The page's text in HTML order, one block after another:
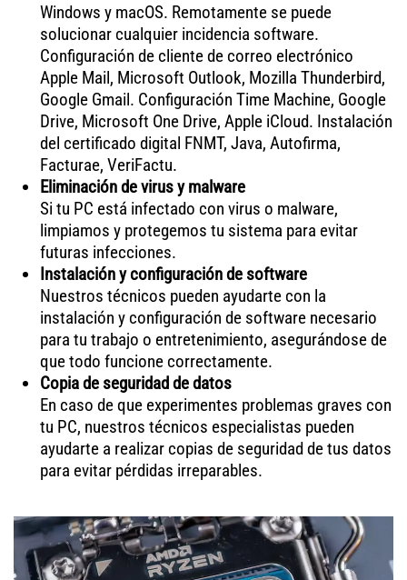
Windows y macOS. Remotamente se puede
solucionar cualquier incidencia software.
Configuración de cliente de correo electrónico
Apple Mail, Microsoft Outlook, Mozilla Thunderbird,
Google Gmail. Configuración Time Machine, Google
Drive, Microsoft One Drive, Apple iCloud. Instalación
del certificado digital FNMT, Java, Autofirma,
Facturae, VeriFactu.
Eliminación de virus y malware
Si tu PC está infectado con virus o malware,
limpiamos y protegemos tu sistema para evitar
futuras infecciones.
Instalación y configuración de software
Nuestros técnicos pueden ayudarte con la
instalación y configuración de software necesario
para tu trabajo o entretenimiento, asegurándose de
que todo funcione correctamente.
Copia de seguridad de datos
En caso de que experimentes problemas graves con
tu PC, nuestros técnicos especialistas pueden
ayudarte a realizar copias de seguridad de tus datos
para evitar pérdidas irreparables.